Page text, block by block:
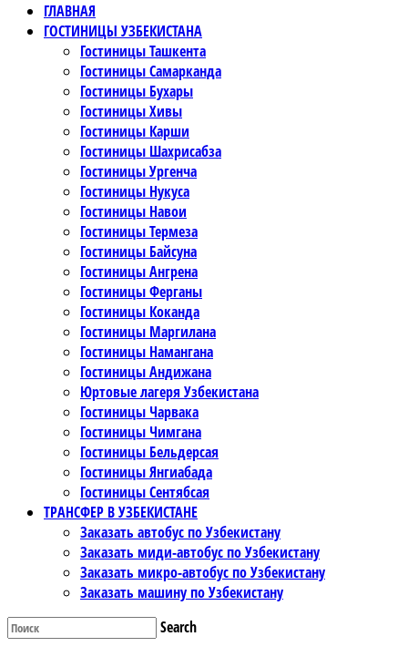
ГЛАВНАЯ
ГОСТИНИЦЫ УЗБЕКИСТАНА
Гостиницы Ташкента
Гостиницы Самарканда
Гостиницы Бухары
Гостиницы Хивы
Гостиницы Карши
Гостиницы Шахрисабза
Гостиницы Ургенча
Гостиницы Нукуса
Гостиницы Навои
Гостиницы Термеза
Гостиницы Байсуна
Гостиницы Ангрена
Гостиницы Ферганы
Гостиницы Коканда
Гостиницы Маргилана
Гостиницы Намангана
Гостиницы Андижана
Юртовые лагеря Узбекистана
Гостиницы Чарвака
Гостиницы Чимгана
Гостиницы Бельдерсая
Гостиницы Янгиабада
Гостиницы Сентябсая
ТРАНСФЕР В УЗБЕКИСТАНЕ
Заказать автобус по Узбекистану
Заказать миди-автобус по Узбекистану
Заказать микро-автобус по Узбекистану
Заказать машину по Узбекистану
Search